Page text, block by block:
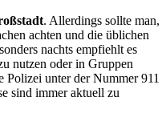
. Allerdings sollte man,
achten und die üblichen
nachts empfiehlt es
nutzen oder in Gruppen
unter der Nummer 911
sind immer aktuell zu